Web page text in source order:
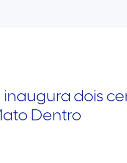
dois
Dentro